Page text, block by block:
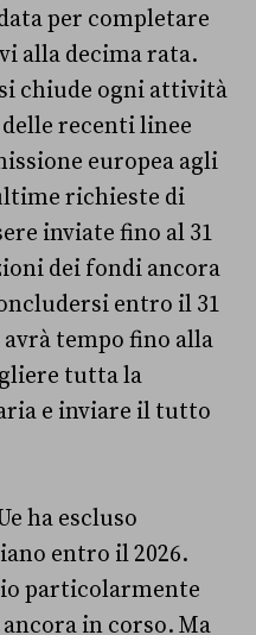
per completare
alla decima rata.
chiude ogni attività
delle recenti linee
europea agli
richieste di
inviate fino al 31
dei fondi ancora
entro il 31
tempo fino alla
tutta la
e inviare il tutto
ha escluso
entro il 2026.
particolarmente
in corso. Ma